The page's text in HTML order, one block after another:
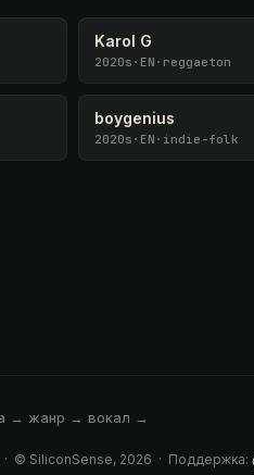
Karol G
2020s · EN · reggaeton
boygenius
2020s · EN · indie-folk
→ жанр → вокал →
· © SiliconSense, 2026 · Поддержка: